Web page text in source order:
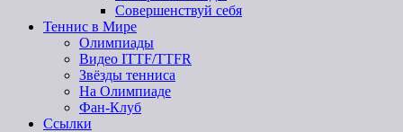
Совершенствуй себя
Теннис в Мире
Олимпиады
Видео ITTF/TTFR
Звёзды тенниса
На Олимпиаде
Фан-Клуб
Ссылки